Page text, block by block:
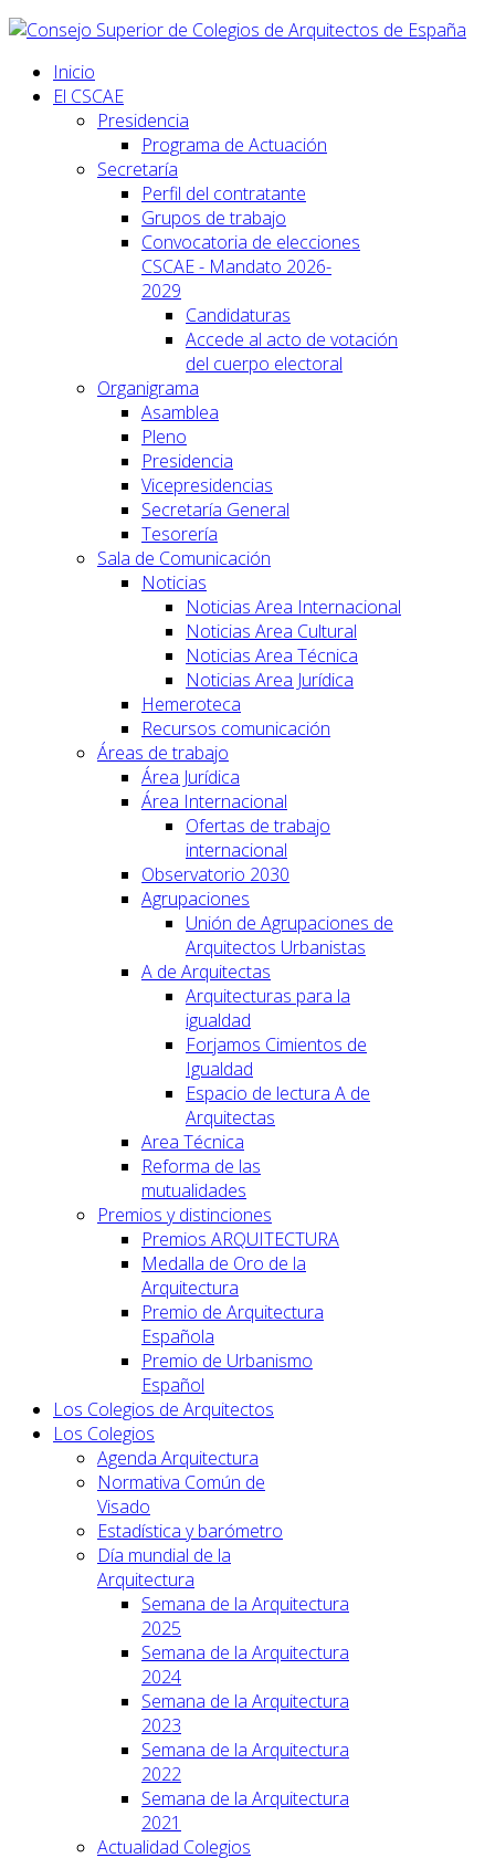
Inicio
El CSCAE
Presidencia
Programa de Actuación
Secretaría
Perfil del contratante
Grupos de trabajo
Convocatoria de elecciones
CSCAE - Mandato 2026-
2029
Candidaturas
Accede al acto de votación
del cuerpo electoral
Organigrama
Asamblea
Pleno
Presidencia
Vicepresidencias
Secretaría General
Tesorería
Sala de Comunicación
Noticias
Noticias Area Internacional
Noticias Area Cultural
Noticias Area Técnica
Noticias Area Jurídica
Hemeroteca
Recursos comunicación
Áreas de trabajo
Área Jurídica
Área Internacional
Ofertas de trabajo
internacional
Observatorio 2030
Agrupaciones
Unión de Agrupaciones de
Arquitectos Urbanistas
A de Arquitectas
Arquitecturas para la
igualdad
Forjamos Cimientos de
Igualdad
Espacio de lectura A de
Arquitectas
Area Técnica
Reforma de las
mutualidades
Premios y distinciones
Premios ARQUITECTURA
Medalla de Oro de la
Arquitectura
Premio de Arquitectura
Española
Premio de Urbanismo
Español
Los Colegios de Arquitectos
Los Colegios
Agenda Arquitectura
Normativa Común de
Visado
Estadística y barómetro
Día mundial de la
Arquitectura
Semana de la Arquitectura
2025
Semana de la Arquitectura
2024
Semana de la Arquitectura
2023
Semana de la Arquitectura
2022
Semana de la Arquitectura
2021
Actualidad Colegios